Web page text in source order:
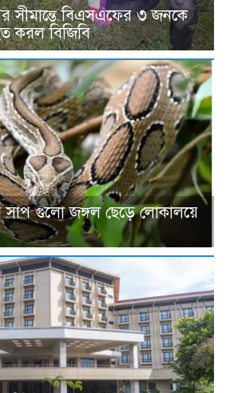
সীমান্তে বিএসএফের ৩ জনকে
করল বিজিবি
সাপ গুলো জঙ্গল ছেড়ে লোকালয়ে